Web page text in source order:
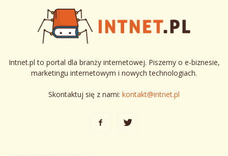
Intnet.pl to portal dla branży internetowej. Piszemy o e-biznesie,
marketingu internetowym i nowych technologiach.
Skontaktuj się z nami: kontakt@intnet.pl